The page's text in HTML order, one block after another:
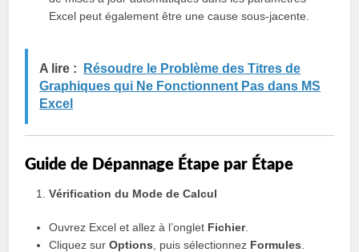
Excel peut également être une cause sous-jacente.
A lire :
Résoudre le Problème des Titres de
Graphiques qui Ne Fonctionnent Pas dans MS
Excel
Guide de Dépannage Étape par Étape
Vérification du Mode de Calcul
Ouvrez Excel et allez à l’onglet Fichier.
Cliquez surOptions , puis sélectionnez Formules